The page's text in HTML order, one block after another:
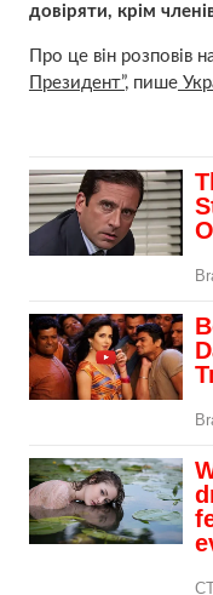
довіряти, крім
Про це він розповів
Президент”, пише